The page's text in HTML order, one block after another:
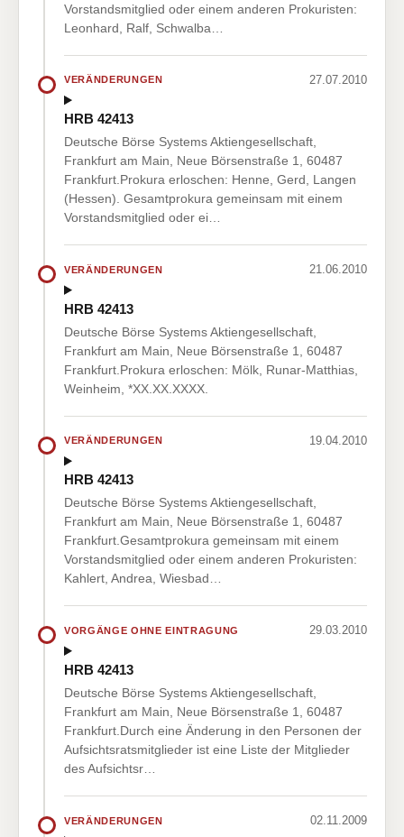
Vorstandsmitglied oder einem anderen Prokuristen:
Leonhard, Ralf, Schwalba…
VERÄNDERUNGEN 27.07.2010
HRB 42413
Deutsche Börse Systems Aktiengesellschaft,
Frankfurt am Main, Neue Börsenstraße 1, 60487
Frankfurt.Prokura erloschen: Henne, Gerd, Langen
(Hessen). Gesamtprokura gemeinsam mit einem
Vorstandsmitglied oder ei…
VERÄNDERUNGEN 21.06.2010
HRB 42413
Deutsche Börse Systems Aktiengesellschaft,
Frankfurt am Main, Neue Börsenstraße 1, 60487
Frankfurt.Prokura erloschen: Mölk, Runar-Matthias,
Weinheim, *XX.XX.XXXX.
VERÄNDERUNGEN 19.04.2010
HRB 42413
Deutsche Börse Systems Aktiengesellschaft,
Frankfurt am Main, Neue Börsenstraße 1, 60487
Frankfurt.Gesamtprokura gemeinsam mit einem
Vorstandsmitglied oder einem anderen Prokuristen:
Kahlert, Andrea, Wiesbad…
VORGÄNGE OHNE EINTRAGUNG 29.03.2010
HRB 42413
Deutsche Börse Systems Aktiengesellschaft,
Frankfurt am Main, Neue Börsenstraße 1, 60487
Frankfurt.Durch eine Änderung in den Personen der
Aufsichtsratsmitglieder ist eine Liste der Mitglieder
des Aufsichtsr…
VERÄNDERUNGEN 02.11.2009